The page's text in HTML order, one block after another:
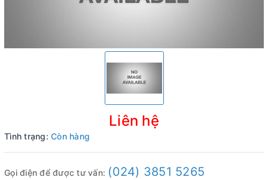
Liên hệ
Tình trạng: Còn hàng
Gọi điện để được tư vấn: (024) 3851 5265